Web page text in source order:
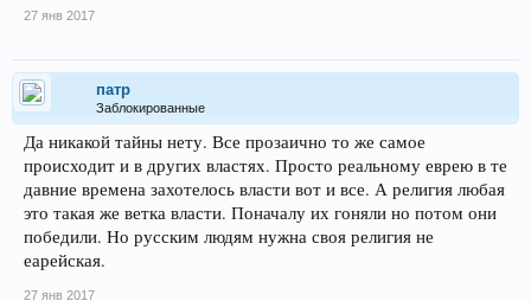
27 янв 2017
патр
Заблокированные
Да никакой тайны нету. Все прозаично то же самое
происходит и в других властях. Просто реальному еврею в те
давние времена захотелось власти вот и все. А религия любая
это такая же ветка власти. Поначалу их гоняли но потом они
победили. Но русским людям нужна своя религия не
еарейская.
27 янв 2017